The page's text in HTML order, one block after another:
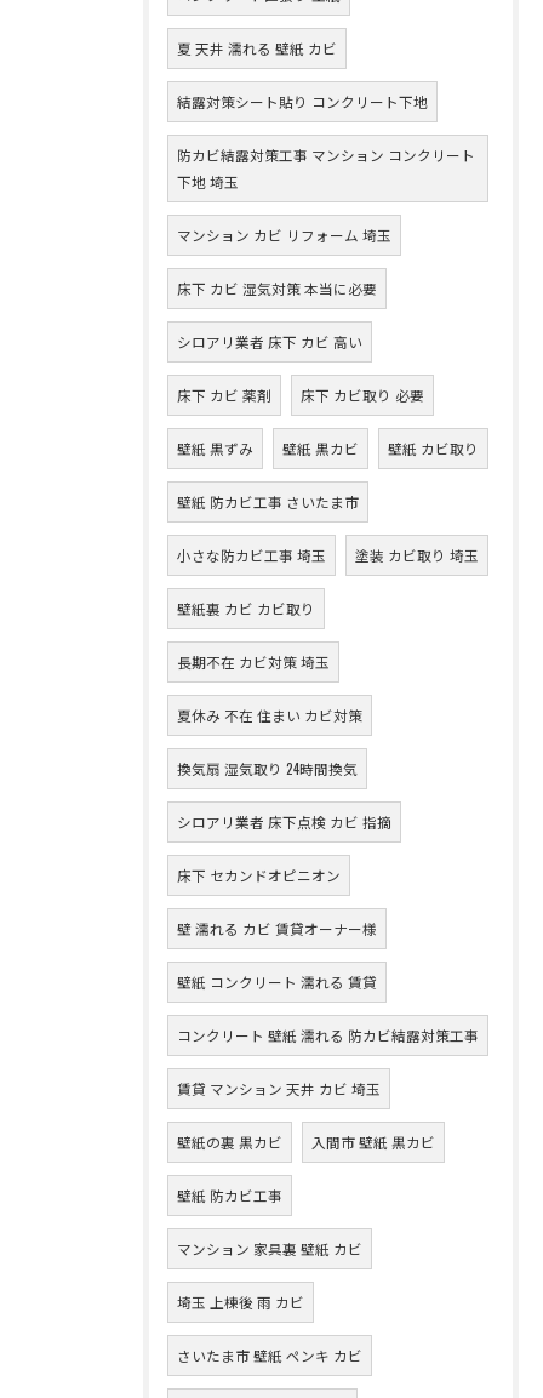
夏 天井 濡れる 壁紙 カビ
結露対策シート貼り コンクリート下地
防カビ結露対策工事 マンション コンクリート
下地 埼玉
マンション カビ リフォーム 埼玉
床下 カビ 湿気対策 本当に必要
シロアリ業者 床下 カビ 高い
床下 カビ 薬剤 床下 カビ取り 必要
壁紙 黒ずみ 壁紙 黒カビ 壁紙 カビ取り
壁紙 防カビ工事 さいたま市
小さな防カビ工事 埼玉 塗装 カビ取り 埼玉
壁紙裏 カビ カビ取り
長期不在 カビ対策 埼玉
夏休み 不在 住まい カビ対策
換気扇 湿気取り 24時間換気
シロアリ業者 床下点検 カビ 指摘
床下 セカンドオピニオン
壁 濡れる カビ 賃貸オーナー様
壁紙 コンクリート 濡れる 賃貸
コンクリート 壁紙 濡れる 防カビ結露対策工事
賃貸 マンション 天井 カビ 埼玉
壁紙の裏 黒カビ 入間市 壁紙 黒カビ
壁紙 防カビ工事
マンション 家具裏 壁紙 カビ
埼玉 上棟後 雨 カビ
さいたま市 壁紙 ペンキ カビ